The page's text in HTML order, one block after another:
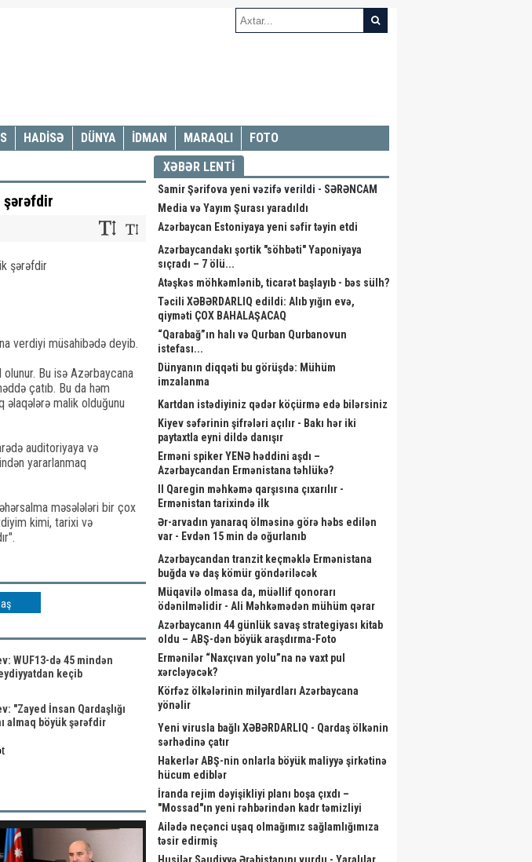
HADİSƏ DÜNYA İDMAN MARAQLI FOTO
şərəfdir
verdiyi müsahibədə deyib.
Bu isə Azərbaycana
çatıb. Bu da həm
əlaqələrə malik olduğunu
auditoriyaya və
yararlanmaq
məsələləri bir çox
kimi, tarixi və
WUF13-də 45 mindən
keçib
"Zayed İnsan Qardaşlığı
almaq böyük şərəfdir
XƏBƏR LENTİ
Samir Şərifova yeni vəzifə verildi - SƏRƏNCAM
Media və Yayım Şurası yaradıldı
Azərbaycan Estoniyaya yeni səfir təyin etdi
Azərbaycandakı şortik "söhbəti" Yaponiyaya
sıçradı – 7 ölü...
Atəşkəs möhkəmlənib, ticarət başlayıb - bəs sülh?
Təcili XƏBƏRDARLIQ edildi: Alıb yığın evə,
qiyməti ÇOX BAHALAŞACAQ
“Qarabağ”ın halı və Qurban Qurbanovun
istefası...
Dünyanın diqqəti bu görüşdə: Mühüm
imzalanma
Kartdan istədiyiniz qədər köçürmə edə bilərsiniz
Kiyev səfərinin şifrələri açılır - Bakı hər iki
paytaxtla eyni dildə danışır
Erməni spiker YENƏ həddini aşdı –
Azərbaycandan Ermənistana təhlükə?
II Qaregin məhkəmə qarşısına çıxarılır -
Ermənistan tarixində ilk
Ər-arvadın yanaraq ölməsinə görə həbs edilən
var - Evdən 15 min də oğurlanıb
Azərbaycandan tranzit keçməklə Ermənistana
buğda və daş kömür göndəriləcək
Müqavilə olmasa da, müəllif qonorarı
ödənilməlidir - Ali Məhkəmədən mühüm qərar
Azərbaycanın 44 günlük savaş strategiyası kitab
oldu – ABŞ-dən böyük araşdırma-Foto
Ermənilər “Naxçıvan yolu”na nə vaxt pul
xərcləyəcək?
Körfəz ölkələrinin milyardları Azərbaycana
yönəlir
Yeni virusla bağlı XƏBƏRDARLIQ - Qardaş ölkənin
sərhədinə çatır
Hakerlər ABŞ-nin onlarla böyük maliyyə şirkətinə
hücum ediblər
İranda rejim dəyişikliyi planı boşa çıxdı –
"Mossad"ın yeni rəhbərindən kadr təmizliyi
Ailədə neçənci uşaq olmağımız sağlamlığımıza
təsir edirmiş